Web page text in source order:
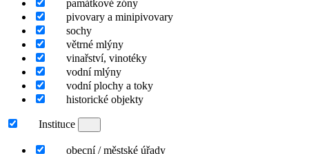
památkové zóny
pivovary a minipivovary
sochy
větrné mlýny
vinařství, vinotéky
vodní mlýny
vodní plochy a toky
historické objekty
Instituce
obecní / městské úřady